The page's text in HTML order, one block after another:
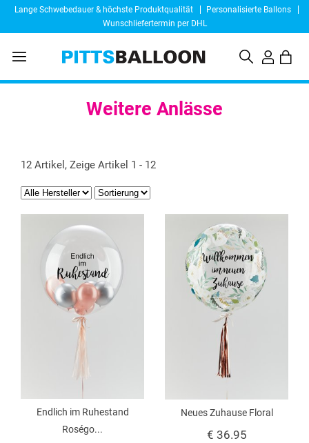
Lange Schwebedauer & höchste Produktqualität
Personalisierte Ballons
Wunschliefertermin per DHL
Weitere Anlässe
12 Artikel, Zeige Artikel 1 - 12
Endlich im Ruhestand
Roségo...
Neues Zuhause Floral
€ 36.95